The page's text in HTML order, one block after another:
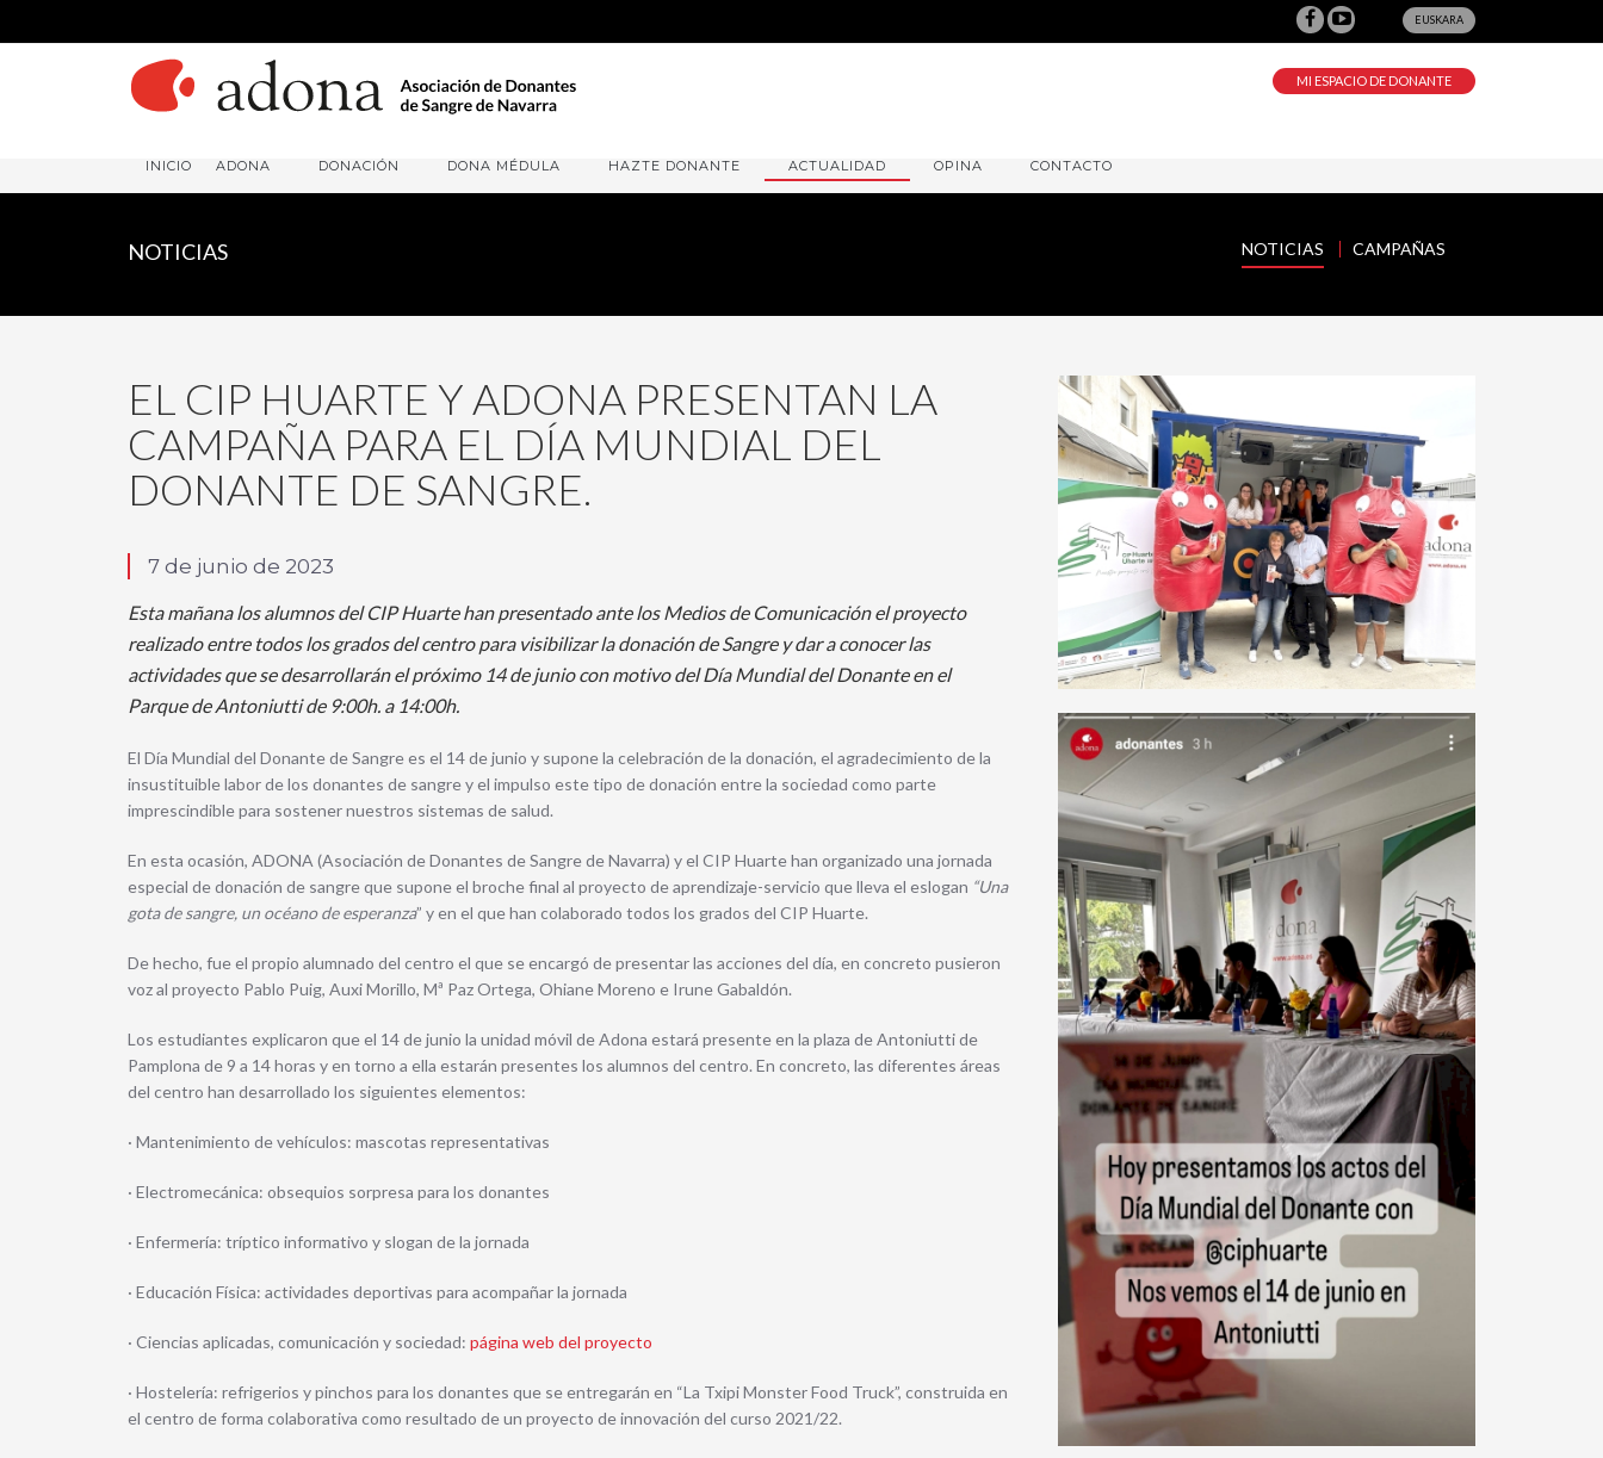
EUSKARA
MI ESPACIO DE DONANTE
INICIO ADONA DONACIÓN DONA MÉDULA HAZTE DONANTE ACTUALIDAD OPINA CONTACTO
NOTICIAS NOTICIAS CAMPAÑAS
EL CIP HUARTE Y ADONA PRESENTAN LA
CAMPAÑA PARA EL DÍA MUNDIAL DEL
DONANTE DE SANGRE.
7 de junio de 2023
Esta mañana los alumnos del CIP Huarte han presentado ante los Medios de Comunicación el proyecto
realizado entre todos los grados del centro para visibilizar la donación de Sangre y dar a conocer las
actividades que se desarrollarán el próximo 14 de junio con motivo del Día Mundial del Donante en el
Parque de Antoniutti de 9:00h. a 14:00h.
El Día Mundial del Donante de Sangre es el 14 de junio y supone la celebración de la donación, el agradecimiento de la
insustituible labor de los donantes de sangre y el impulso este tipo de donación entre la sociedad como parte
imprescindible para sostener nuestros sistemas de salud.
En esta ocasión, ADONA (Asociación de Donantes de Sangre de Navarra) y el CIP Huarte han organizado una jornada
especial de donación de sangre que supone el broche final al proyecto de aprendizaje-servicio que lleva el eslogan “Una
gota de sangre, un océano de esperanza” y en el que han colaborado todos los grados del CIP Huarte.
De hecho, fue el propio alumnado del centro el que se encargó de presentar las acciones del día, en concreto pusieron
voz al proyecto Pablo Puig, Auxi Morillo, Mª Paz Ortega, Ohiane Moreno e Irune Gabaldón.
Los estudiantes explicaron que el 14 de junio la unidad móvil de Adona estará presente en la plaza de Antoniutti de
Pamplona de 9 a 14 horas y en torno a ella estarán presentes los alumnos del centro. En concreto, las diferentes áreas
del centro han desarrollado los siguientes elementos:
· Mantenimiento de vehículos: mascotas representativas
· Electromecánica: obsequios sorpresa para los donantes
· Enfermería: tríptico informativo y slogan de la jornada
· Educación Física: actividades deportivas para acompañar la jornada
· Ciencias aplicadas, comunicación y sociedad: página web del proyecto
· Hostelería: refrigerios y pinchos para los donantes que se entregarán en “La Txipi Monster Food Truck”, construida en
el centro de forma colaborativa como resultado de un proyecto de innovación del curso 2021/22.